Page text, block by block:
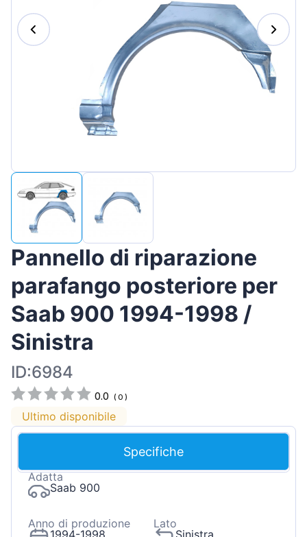
Magyar
Lietuvių
Pannello di riparazione
parafango posteriore per
Saab 900 1994-1998 /
Sinistra
ID:6984
0.0 (0 )
Ultimo disponibile
Specifiche
Adatta
Saab 900
Anno di produzione
Lato